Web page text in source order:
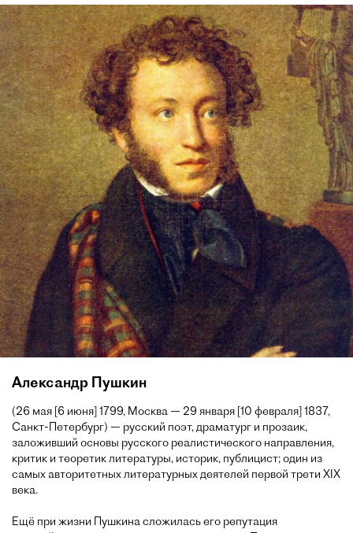
Александр Пушкин
(26 мая [6 июня] 1799, Москва — 29 января [10 февраля] 1837,
Санкт-Петербург) — русский поэт, драматург и прозаик,
заложивший основы русского реалистического направления,
критик и теоретик литературы, историк, публицист; один из
самых авторитетных литературных деятелей первой трети XIX
века.
Ещё при жизни Пушкина сложилась его репутация